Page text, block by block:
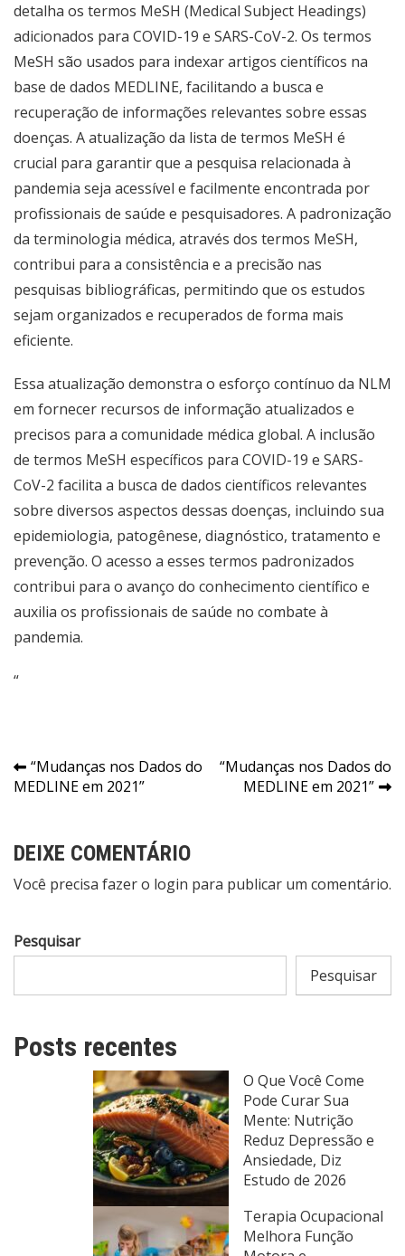
detalha os termos MeSH (Medical Subject Headings)
adicionados para COVID-19 e SARS-CoV-2. Os termos
MeSH são usados para indexar artigos científicos na
base de dados MEDLINE, facilitando a busca e
recuperação de informações relevantes sobre essas
doenças. A atualização da lista de termos MeSH é
crucial para garantir que a pesquisa relacionada à
pandemia seja acessível e facilmente encontrada por
profissionais de saúde e pesquisadores. A padronização
da terminologia médica, através dos termos MeSH,
contribui para a consistência e a precisão nas
pesquisas bibliográficas, permitindo que os estudos
sejam organizados e recuperados de forma mais
eficiente.
Essa atualização demonstra o esforço contínuo da NLM
em fornecer recursos de informação atualizados e
precisos para a comunidade médica global. A inclusão
de termos MeSH específicos para COVID-19 e SARS-
CoV-2 facilita a busca de dados científicos relevantes
sobre diversos aspectos dessas doenças, incluindo sua
epidemiologia, patogênese, diagnóstico, tratamento e
prevenção. O acesso a esses termos padronizados
contribui para o avanço do conhecimento científico e
auxilia os profissionais de saúde no combate à
pandemia.
“
Navegação
de
“Mudanças nos Dados do
MEDLINE em 2021”
“Mudanças nos Dados do
MEDLINE em 2021”
DEIXE COMENTÁRIO
Você precisa fazer o login para publicar um comentário.
Pesquisar
Pesquisar
Posts recentes
O Que Você Come
Pode Curar Sua
Mente: Nutrição
Reduz Depressão e
Ansiedade, Diz
Estudo de 2026
Terapia Ocupacional
Melhora Função